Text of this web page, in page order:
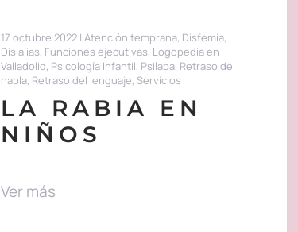
17 octubre 2022 |Atención temprana, Disfemia,
Dislalias, Funciones ejecutivas, Logopedia en
Valladolid, Psicología Infantil, Psilaba, Retraso del
habla, Retraso del lenguaje, Servicios
LA RABIA EN
NIÑOS
Ver más